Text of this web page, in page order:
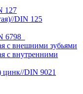
127
DIN 125
6798
с внешними зубьями
с внутренними
цинк//DIN 9021